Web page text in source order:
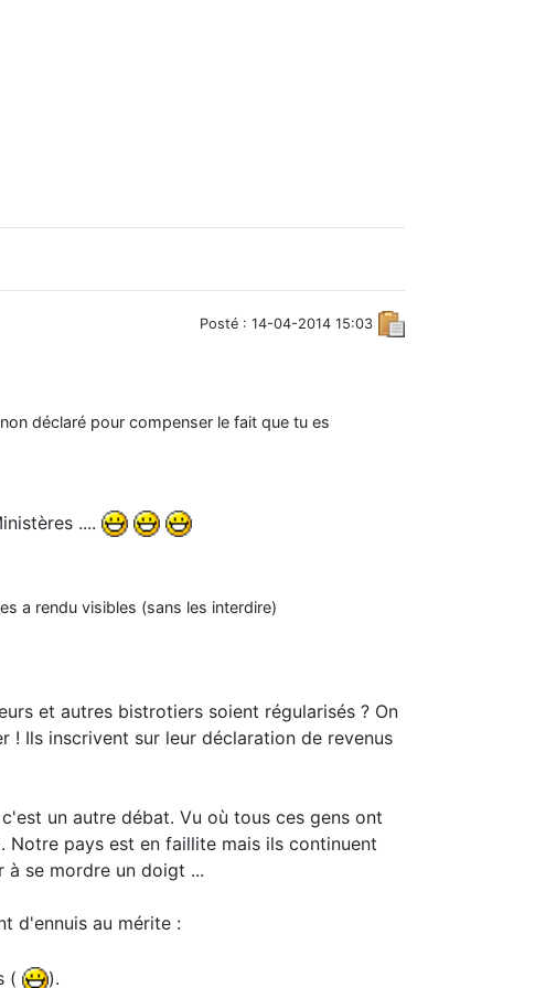
Posté : 14-04-2014 15:03
déclaré pour compenser le fait que tu es
....
a rendu visibles (sans les interdire)
et autres bistrotiers soient régularisés ? On
! Ils inscrivent sur leur déclaration de revenus
un autre débat. Vu où tous ces gens ont
pays est en faillite mais ils continuent
à se mordre un doigt ...
d'ennuis au mérite :
(
).